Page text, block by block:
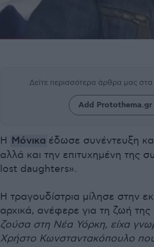
Δείτε περισσότερα άρθρα μας
Add Protothema.gr
Η Mόνικα έδωσε συνέντευξη
αλλά και την επιτυχημένη της
lost daughters».
Η τραγουδίστρια μίλησε στην
αρχικά, ανέφερε για τη ζωή
ζούσα στη Νέα Υόρκη, είχα
Χρήστο Κωνσταντακόπουλο